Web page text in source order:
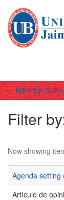
Filter by:
Filter
Now showing
Agenda setting
Artículo de